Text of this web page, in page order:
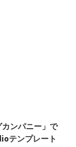
ンパニー」で
テンプレート